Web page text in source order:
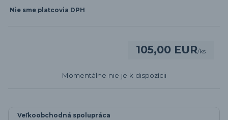
Nie sme platcovia DPH
105,00 EUR/ks
Momentálne nie je k dispozícii
Veľkoobchodná spolupráca